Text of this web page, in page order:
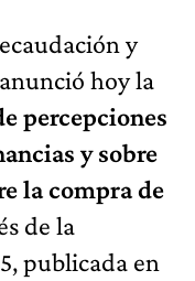
y
hoy la
percepciones
y sobre
la compra de
de la
publicada en